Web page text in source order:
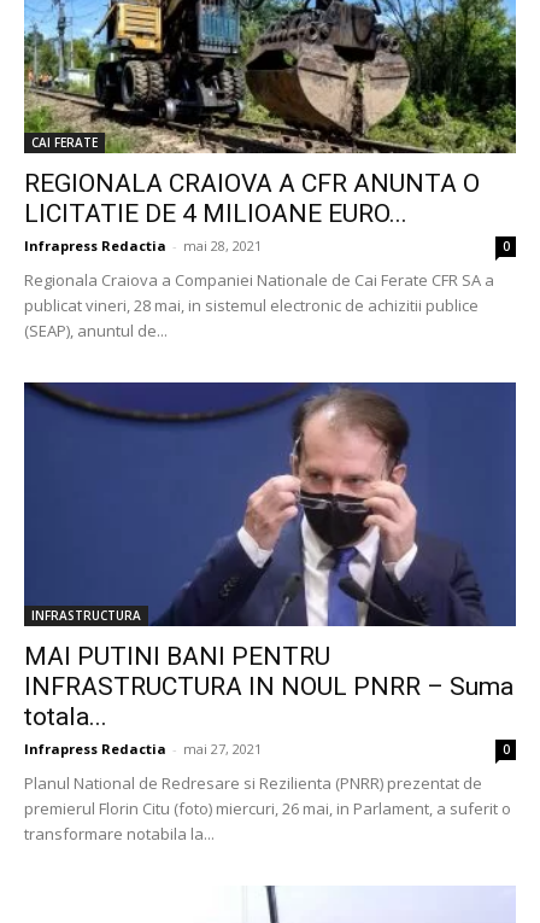
CAI FERATE
REGIONALA CRAIOVA A CFR ANUNTA O
LICITATIE DE 4 MILIOANE EURO...
Infrapress Redactia - mai 28, 2021 0
Regionala Craiova a Companiei Nationale de Cai Ferate CFR SA a
publicat vineri, 28 mai, in sistemul electronic de achizitii publice
(SEAP), anuntul de...
INFRASTRUCTURA
MAI PUTINI BANI PENTRU
INFRASTRUCTURA IN NOUL PNRR – Suma
totala...
Infrapress Redactia - mai 27, 2021 0
Planul National de Redresare si Rezilienta (PNRR) prezentat de
premierul Florin Citu (foto) miercuri, 26 mai, in Parlament, a suferit o
transformare notabila la...